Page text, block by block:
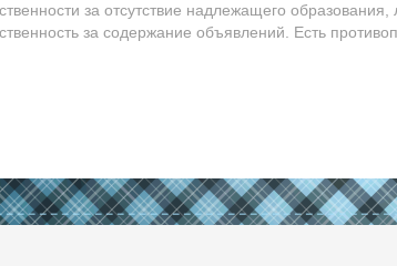
за отсутствие надлежащего образования,
за содержание объявлений. Есть